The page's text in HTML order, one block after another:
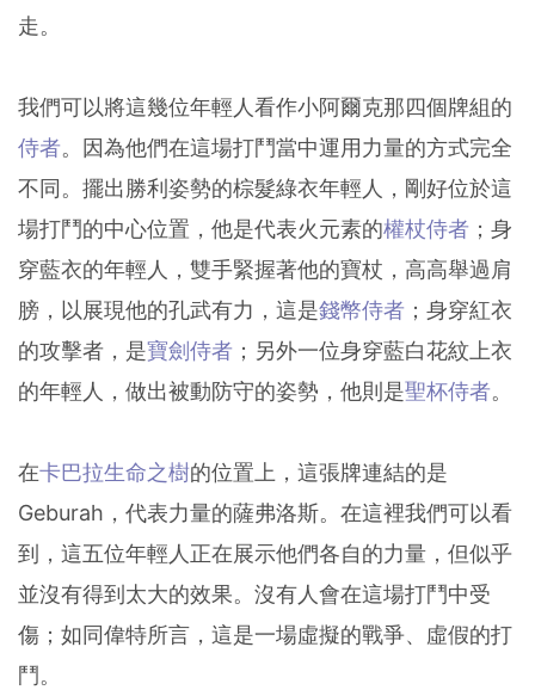
走。
我們可以將這幾位年輕人看作小阿爾克那四個牌組的
侍者。因為他們在這場打鬥當中運用力量的方式完全
不同。擺出勝利姿勢的棕髮綠衣年輕人，剛好位於這
場打鬥的中心位置，他是代表火元素的權杖侍者 ；身
穿藍衣的年輕人，雙手緊握著他的寶杖，高高舉過肩
膀，以展現他的孔武有力，這是錢幣侍者 ；身穿紅衣
的攻擊者，是寶劍侍者 ；另外一位身穿藍白花紋上衣
的年輕人，做出被動防守的姿勢，他則是聖杯侍者。
在卡巴拉生命之樹的位置上，這張牌連結的是
Geburah，代表力量的薩弗洛斯。在這裡我們可以看
到，這五位年輕人正在展示他們各自的力量，但似乎
並沒有得到太大的效果。沒有人會在這場打鬥中受
傷；如同偉特所言，這是一場虛擬的戰爭、虛假的打
鬥。